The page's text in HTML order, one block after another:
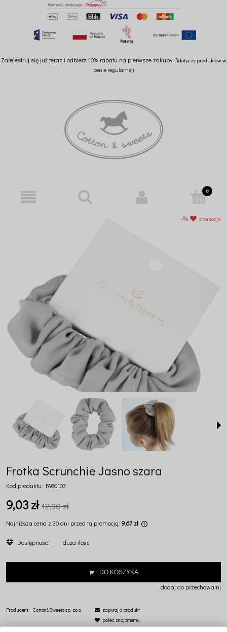
Zarejestruj się już teraz i odbierz 10% rabatu na pierwsze zakupy! *(dotyczy produktów w
cenie regularnej)
promocja
Frotka Scrunchie Jasno szara
Kod produktu: FA80103
9,03 zł 12,90 zł
Najniższa cena z 30 dni przed tą promocją: 9,67 zł
sprzedaży.
Dostępność: duża ilość
DO KOSZYKA
dodaj do przechowalni
Producent: Cotton&Sweets sp. zo.o.
zapytaj o produkt
poleć znajomemu